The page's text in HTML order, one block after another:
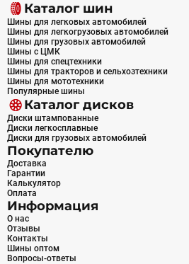
Каталог шин
Шины для легковых автомобилей
Шины для легкогрузовых автомобилей
Шины для грузовых автомобилей
Шины с ЦМК
Шины для спецтехники
Шины для тракторов и сельхозтехники
Шины для мототехники
Популярные шины
Каталог дисков
Диски штампованные
Диски легкосплавные
Диски для грузовых автомобилей
Покупателю
Доставка
Гарантии
Калькулятор
Оплата
Информация
О нас
Отзывы
Контакты
Шины оптом
Вопросы-ответы